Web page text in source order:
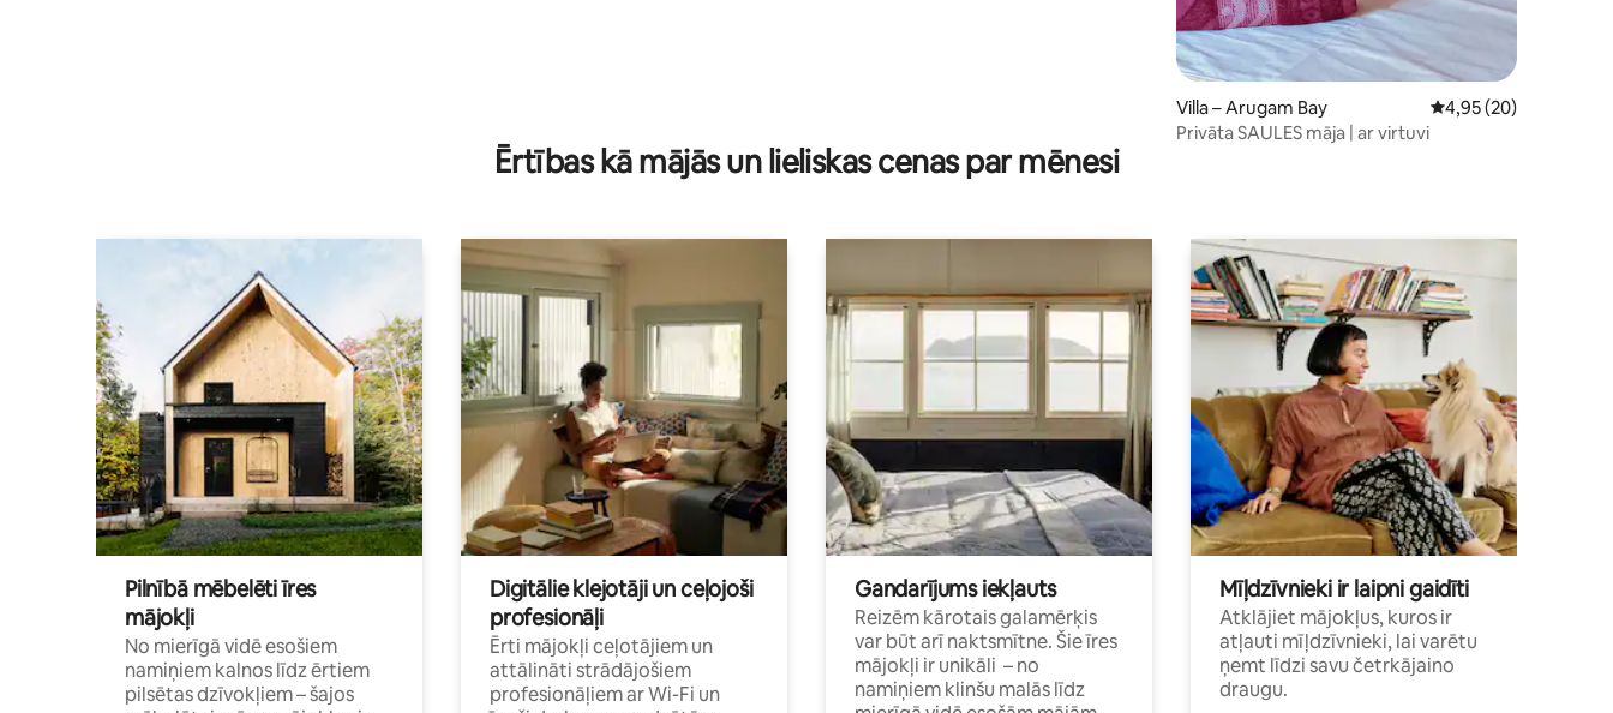
Villa – Arugam Bay Vidējais vērtējums:
4,95 (20)
Privāta SAULES māja | ar virtuvi
Ērtības kā mājās un lieliskas cenas par mēnesi
Pilnībā mēbelēti īres
mājokļi
No mierīgā vidē esošiem
namiņiem kalnos līdz ērtiem
pilsētas dzīvokļiem – šajos
Digitālie klejotāji un ceļojoši
profesionāļi
Ērti mājokļi ceļotājiem un
attālināti strādājošiem
profesionāļiem ar Wi-Fi un
Gandarījums iekļauts
Reizēm kārotais galamērķis
var būt arī naktsmītne. Šie īres
mājokļi ir unikāli – no
namiņiem klinšu malās līdz
Mīļdzīvnieki ir laipni gaidīti
Atklājiet mājokļus, kuros ir
atļauti mīļdzīvnieki, lai varētu
ņemt līdzi savu četrkājaino
draugu.